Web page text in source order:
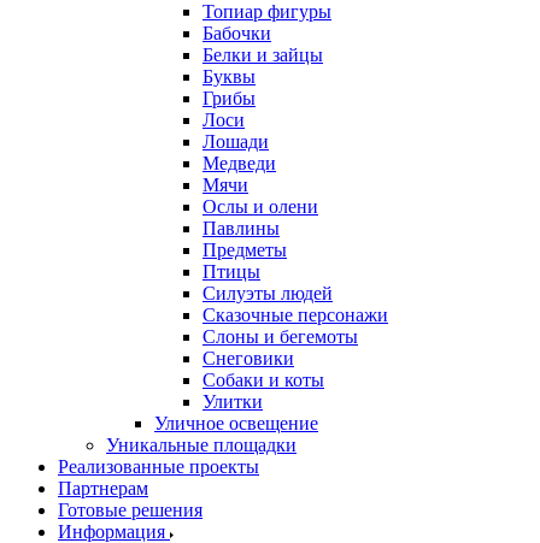
Топиар фигуры
Бабочки
Белки и зайцы
Буквы
Грибы
Лоси
Лошади
Медведи
Мячи
Ослы и олени
Павлины
Предметы
Птицы
Силуэты людей
Сказочные персонажи
Слоны и бегемоты
Снеговики
Собаки и коты
Улитки
Уличное освещение
Уникальные площадки
Реализованные проекты
Партнерам
Готовые решения
Информация